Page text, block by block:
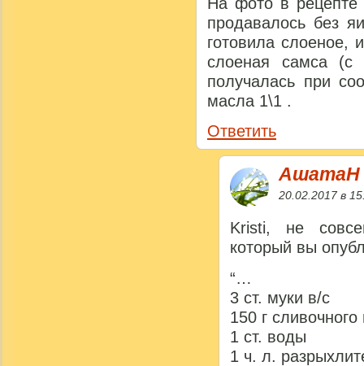
На фото в рецепте
продавалось без
готовила слоеное,
слоеная самса (с
получалась при
масла 1\1 .
Ответить
АшатаН
20.02.2017 в
Kristi, не
который вы
“…
3 ст. муки в/с
150 г
1 ст. воды
1 ч. л.